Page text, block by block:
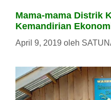
Mama-mama Distrik
Kemandirian
April 9, 2019 oleh